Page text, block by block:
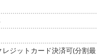
ジットカード決済可(分割最